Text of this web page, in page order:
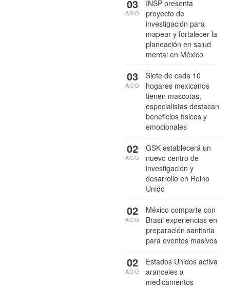
INSP presenta
proyecto de
investigación para
mapear y fortalecer la
planeación en salud
mental en México
03
AGO
Siete de cada 10
hogares mexicanos
tienen mascotas,
especialistas destacan
beneficios físicos y
emocionales
03
AGO
GSK establecerá un
nuevo centro de
investigación y
desarrollo en Reino
Unido
02
AGO
México comparte con
Brasil experiencias en
preparación sanitaria
para eventos masivos
02
AGO
Estados Unidos activa
aranceles a
medicamentos
02
AGO